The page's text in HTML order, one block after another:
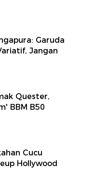
Garuda
Jangan
Quester,
BBM B50
Cucu
Hollywood